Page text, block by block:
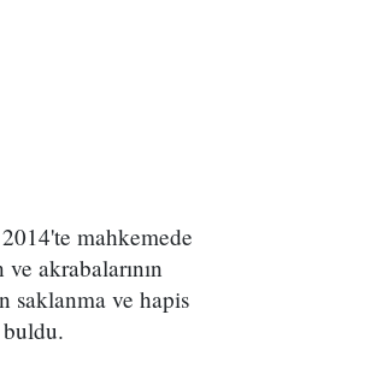
mahkemede
akrabalarının
saklanma ve hapis
buldu.